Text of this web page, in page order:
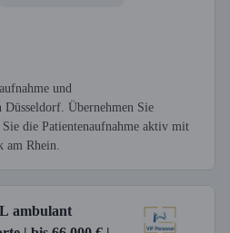
und
Düsseldorf. Übernehmen Sie
die Patientenaufnahme aktiv mit
am Rhein.
ambulant